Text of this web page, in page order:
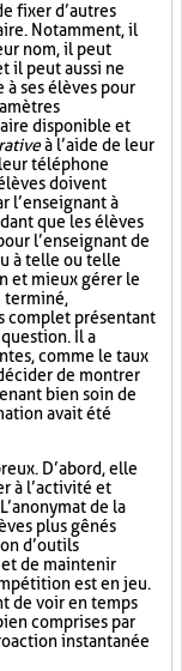
fixer d’autres
Notamment, il
nom, il peut
il peut aussi ne
ses élèves pour
disponible et
à l’aide de leur
téléphone
doivent
l’enseignant à
que les élèves
l’enseignant de
à telle ou telle
et mieux gérer le
terminé,
complet présentant
Il a
comme le taux
de montrer
bien soin de
avait été
D’abord, elle
à l’activité et
de la
plus gênés
d’outils
de maintenir
est en jeu.
de voir en temps
comprises par
instantanée